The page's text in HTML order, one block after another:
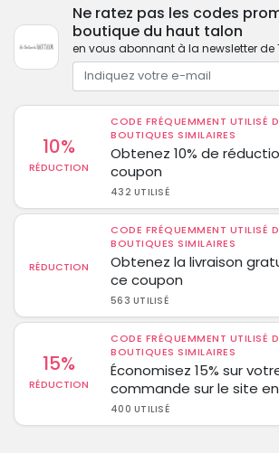
Ne ratez pas les codes
boutique du haut talon
en vous abonnant à la newsletter de
10%
RÉDUCTION
CODE FRÉQUEMMENT UTILISÉ
BOUTIQUES SIMILAIRES
Obtenez 10% de
coupon
432 UTILISÉ
RÉDUCTION
CODE FRÉQUEMMENT UTILISÉ
BOUTIQUES SIMILAIRES
Obtenez la livraison
ce coupon
563 UTILISÉ
15%
RÉDUCTION
CODE FRÉQUEMMENT UTILISÉ
BOUTIQUES SIMILAIRES
Économisez 15% sur
commande sur le site
400 UTILISÉ